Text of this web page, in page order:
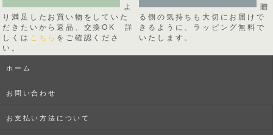
よ
り満足したお買い物をしていた
だきたいから返品、交換OK 詳
しくは こちら をご確認くださ
い。
贈
る側の気持ちも大切にお届けで
きるように、ラッピング無料で
いたします。
ホーム
お問い合わせ
お支払い方法について